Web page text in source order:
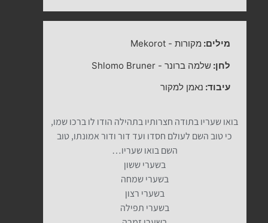
מילים: מקורות -
Mekorot
לחן:שלמה ברונר -
Shlomo Bruner
עיבוד: נאמן למקור
בואו שעריו בתודה חצרותיו בתהילה הודו לו ברכו שמו,
כי טוב השם לעולם חסדו ועד דור ודור אמונתו, טוב
השם בואו שעריו…
בשערי ששון
בשערי שמחה
בשערי רצון
בשערי תפילה